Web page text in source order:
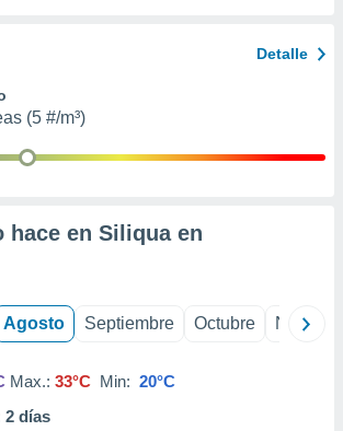
Detalle
(5 #/m³)
hace en Siliqua en
Agosto Septiembre Octubre
Max.: 33°C Min: 20°C
2 días